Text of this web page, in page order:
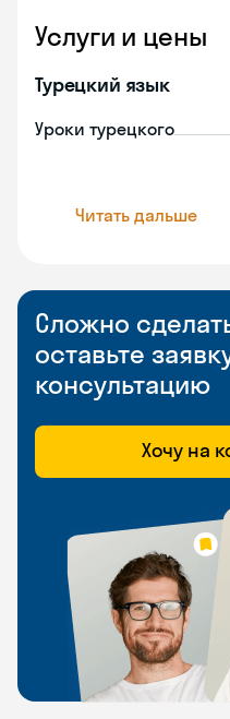
Услуги и цены
Турецкий язык
Уроки турецкого
Читать дальше
Сложно
оставьте
консультацию
Хочу на